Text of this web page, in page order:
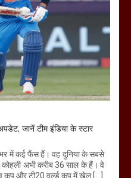
जानें टीम इंडिया के स्टार
भर में कई फैंस हैं। वह दुनिया के सबसे
अभी करीब 36 साल के हैं। वे
कप और टी20 वर्ल्ड कप में खेल […]